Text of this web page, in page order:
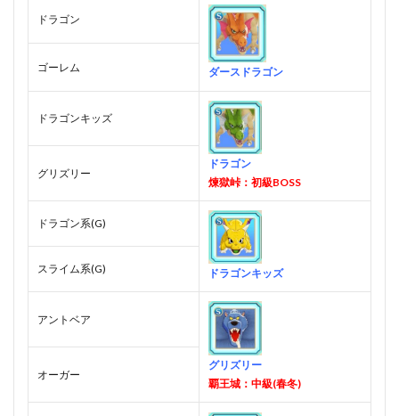
ドラゴン
ダースドラゴン
ゴーレム
ドラゴンキッズ
ドラゴン
煉獄峠：初級BOSS
グリズリー
ドラゴン系(G)
ドラゴンキッズ
スライム系(G)
アントベア
グリズリー
覇王城：中級(春冬)
オーガー